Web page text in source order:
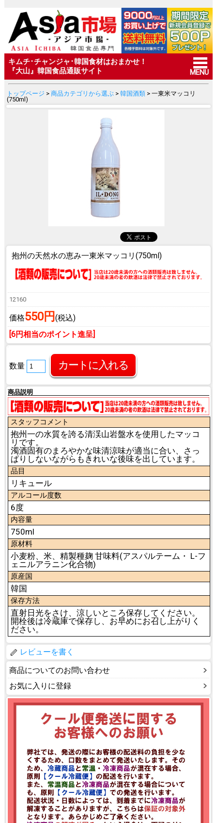
キムチ･チャンジャ･韓国食材はおまかせ！
『大山』韓国食品通販サイト
MENU
トップページ > 商品カテゴリから選ぶ> 韓国酒類> 一東米マッコリ
(750ml)
抱州の天然水の恵み一東米マッコリ(750ml)
12160
価格550円 (税込)
[6円相当のポイント進呈]
数量
商品説明
スタッフコメント
抱州一の水質を誇る清渓山岩盤水を使用したマッコ
リです。
濁酒固有のまろやかな味清涼味が適当に合い、さっ
ぱりしないながらもきれいな後味を出しています。
品目
リキュール
アルコール度数
6度
内容量
750ml
原材料
小麦粉、米、精製種麹 甘味料(アスパルテーム・ L-フ
ェニルアラニン化合物)
原産国
韓国
保存方法
直射日光をさけ、涼しいところ保存してください。
開栓後は冷蔵庫で保存し、お早めにお召し上がりく
ださい。
レビューを書く
商品についてのお問い合わせ
お気に入りに登録